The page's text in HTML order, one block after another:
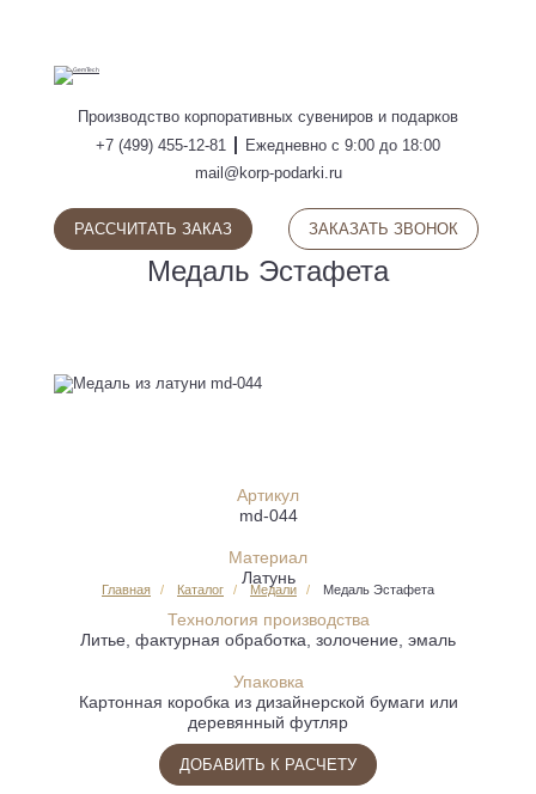
ПОИСК
Производство корпоративных сувениров и подарков
+7 (499) 455-12-81
Ежедневно с 9:00 до 18:00
mail@korp-podarki.ru
ЗАКАЗАТЬ ЗВОНОК
РАССЧИТАТЬ ЗАКАЗ
Главная Каталог Медали Медаль Эстафета
Медаль Эстафета
Артикул
md-044
Материал
Латунь
Технология производства
Литье, фактурная обработка, золочение, эмаль
Упаковка
Картонная коробка из дизайнерской бумаги или
деревянный футляр
ДОБАВИТЬ К РАСЧЕТУ